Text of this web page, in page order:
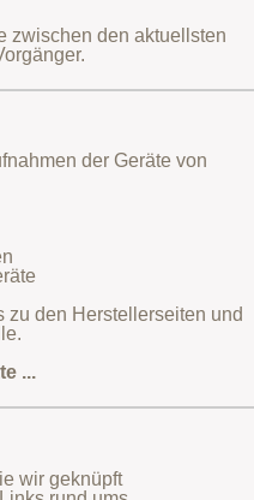
zwischen den aktuellsten
der Geräte von
zu den Herstellerseiten und
...
wir geknüpft